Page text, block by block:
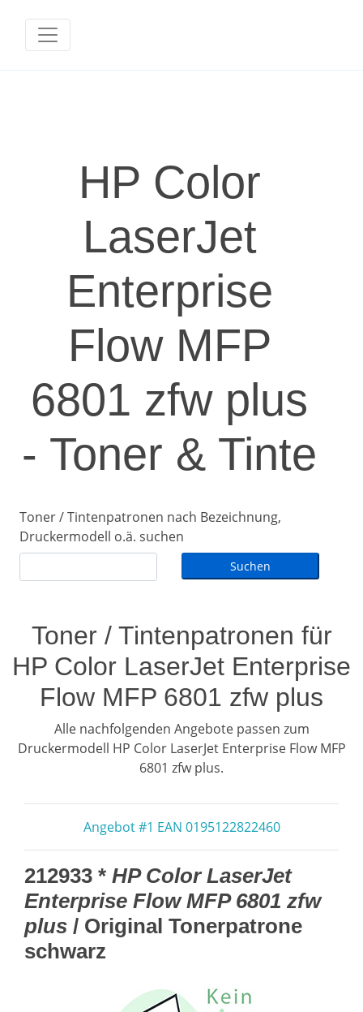
HP Color
LaserJet
Enterprise
Flow MFP
6801 zfw plus
- Toner & Tinte
Toner / Tintenpatronen nach Bezeichnung,
Druckermodell o.ä. suchen
Toner / Tintenpatronen für
HP Color LaserJet Enterprise
Flow MFP 6801 zfw plus
Alle nachfolgenden Angebote passen zum
Druckermodell HP Color LaserJet Enterprise Flow MFP
6801 zfw plus.
Angebot #1 EAN 0195122822460
212933 * HP Color LaserJet
Enterprise Flow MFP 6801 zfw
plus / Original Tonerpatrone
schwarz